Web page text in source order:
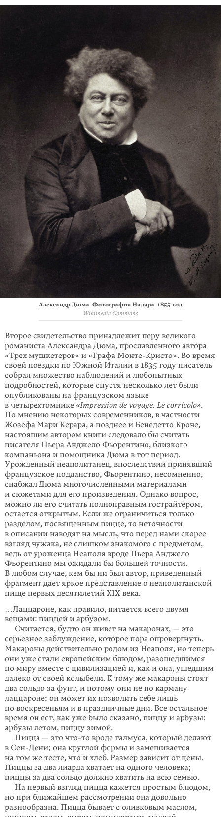
Александр Дюма. Фотография Надара. 1855 год
Wikimedia Commons
Второе свидетельство принадлежит перу великого
романиста Александра Дюма, прославленного автора
«Трех мушкетеров» и «Графа Монте-Кристо». Во время
своей поездки по Южной Италии в 1835 году писатель
собрал множество наблюдений и любопытных
подробностей, которые спустя несколько лет были
опубликованы на французском языке
в четырехтомнике «Impression de voyage. Le corricolo».
По мнению некоторых современников, в частности
Жозефа Мари Керара, а позднее и Бенедетто Кроче,
настоящим автором книги следовало бы считать
писателя Пьера Анджело Фьорентино, близкого
компаньона и помощника Дюма в тот период.
Урожденный неапо­литанец, впоследствии принявший
французское подданство, Фьорентино, несомненно,
снабжал Дюма многочисленными материалами
и сюжетами для его произведения. Однако вопрос,
можно ли его считать полноправным гострайтером,
остается открытым. Если же ограничиться только
разделом, посвященным пицце, то неточности
в описании наводят на мысль, что перед нами скорее
взгляд чужака, не слишком знакомого с предметом,
ведь от уроженца Неаполя вроде Пьера Анджело
Фьорентино мы ожидали бы большей точности.
В любом случае, кем бы ни был автор, приведенный
фрагмент дает яркое представление о неаполитанской
пище первых десятилетий XIX века.
…Лаццароне, как правило, питается всего двумя
вещами: пиццей и арбузом.
Считается, будто он живет на макаронах, — это
серьезное заблу­ждение, которое пора опровергнуть.
Макароны действительно родом из Неаполя, но теперь
они уже стали европейским блюдом, разошед­шимся
по миру вместе с цивилизацией и, как и она, ушедшим
далеко от своей колыбели. К тому же макароны стоят
два сольдо за фунт, и потому они не по карману
лаццароне: он может их позволить себе лишь
по воскресеньям и в праздничные дни. Все остальное
время он ест, как уже было сказано, пиццу и арбузы:
арбузы летом, пиццу зимой.
Пицца — это что-то вроде талмуса, который делают
в Сен-Дени; она круглой формы и замешивается
на том же тесте, что и хлеб. Размер зависит от цены.
Пиццы за два лиарда хватает на одного человека;
пиццы за два сольдо должно хватить на всю семью.
На первый взгляд пицца кажется простым блюдом,
но при бли­жайшем рассмотрении она довольно
разнообразна. Пицца бывает с оливковым маслом,